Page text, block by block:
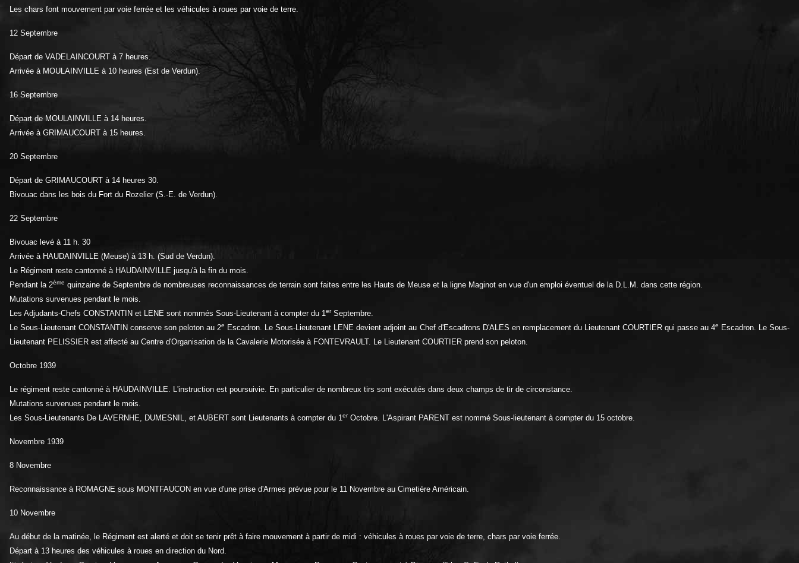
Les chars font mouvement par voie ferrée et les véhicules à roues par voie de terre.
12 Septembre
Départ de VADELAINCOURT à 7 heures.
Arrivée à MOULAINVILLE à 10 heures (Est de Verdun).
16 Septembre
Départ de MOULAINVILLE à 14 heures.
Arrivée à GRIMAUCOURT à 15 heures.
20 Septembre
Départ de GRIMAUCOURT à 14 heures 30.
Bivouac dans les bois du Fort du Rozelier (S.-E. de Verdun).
22 Septembre
Bivouac levé à 11 h. 30
Arrivée à HAUDAINVILLE (Meuse) à 13 h. (Sud de Verdun).
Le Régiment reste cantonné à HAUDAINVILLE jusqu'à la fin du mois.
Pendant la 2ème quinzaine de Septembre de nombreuses reconnaissances de terrain sont faites entre les Hauts de Meuse et la ligne Maginot en vue d'un emploi éventuel de la D.L.M. dans cette région.
Mutations survenues pendant le mois.
Les Adjudants-Chefs CONSTANTIN et LENE sont nommés Sous-Lieutenant à compter du 1erSeptembre.
Le Sous-Lieutenant CONSTANTIN conserve son peloton au 2e Escadron. Le Sous-Lieutenant LENE devient adjoint au Chef d'Escadrons D'ALES en remplacement du Lieutenant COURTIER qui passe au 4e Escadron. Le Sous-
Lieutenant PELISSIER est affecté au Centre d'Organisation de la Cavalerie Motorisée à FONTEVRAULT. Le Lieutenant COURTIER prend son peloton.
Octobre 1939
Le régiment reste cantonné à HAUDAINVILLE. L'instruction est poursuivie. En particulier de nombreux tirs sont exécutés dans deux champs de tir de circonstance.
Mutations survenues pendant le mois.
Les Sous-Lieutenants De LAVERNHE, DUMESNIL, et AUBERT sont Lieutenants à compter du 1erOctobre. L'Aspirant PARENT est nommé Sous-lieutenant à compter du 15 octobre.
Novembre 1939
8 Novembre
Reconnaissance à ROMAGNE sous MONTFAUCON en vue d'une prise d'Armes prévue pour le 11 Novembre au Cimetière Américain.
10 Novembre
Au début de la matinée, le Régiment est alerté et doit se tenir prêt à faire mouvement à partir de midi : véhicules à roues par voie de terre, chars par voie ferrée.
Départ à 13 heures des véhicules à roues en direction du Nord.